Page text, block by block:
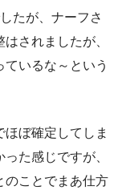
たが、ナーフさ
されましたが、
いるな～という
ぼ確定してしま
た感じですが、
のことでまあ仕方